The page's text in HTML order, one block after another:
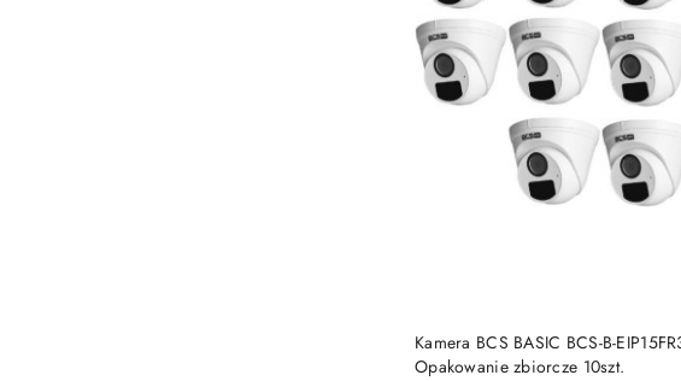
Kamera BCS BASIC BCS-B-
Opakowanie zbiorcze 10szt.
BRAK TOWARU